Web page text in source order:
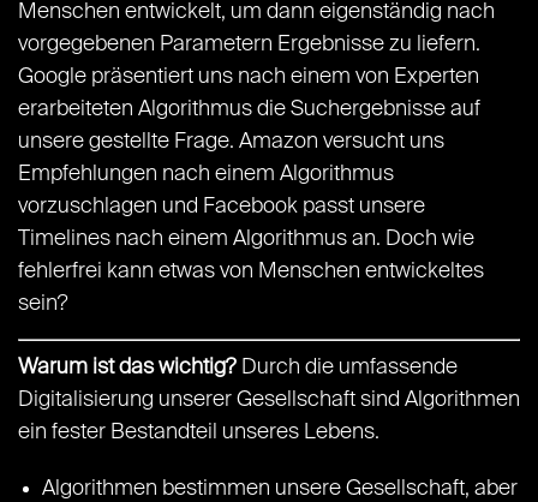
Menschen entwickelt, um dann eigenständig nach
vorgegebenen Parametern Ergebnisse zu liefern.
Google präsentiert uns nach einem von Experten
erarbeiteten Algorithmus die Suchergebnisse auf
unsere gestellte Frage. Amazon versucht uns
Empfehlungen nach einem Algorithmus
vorzuschlagen und Facebook passt unsere
Timelines nach einem Algorithmus an. Doch wie
fehlerfrei kann etwas von Menschen entwickeltes
sein?
Warum ist das wichtig? Durch die umfassende
Digitalisierung unserer Gesellschaft sind Algorithmen
ein fester Bestandteil unseres Lebens.
Algorithmen bestimmen unsere Gesellschaft, aber